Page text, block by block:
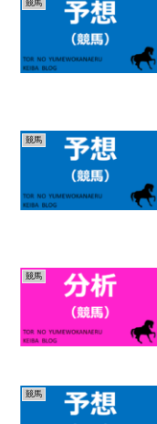
競馬
競馬
競馬
競馬